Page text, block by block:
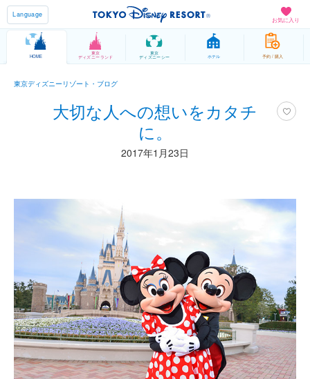
お気に入り
Language
HOME
東京
ディズニーランド
東京
ディズニーシー ホテル 予約 / 購入
東京ディズニーリゾート・ブログ
大切な人への想いをカタチ
に。
2017年1月23日